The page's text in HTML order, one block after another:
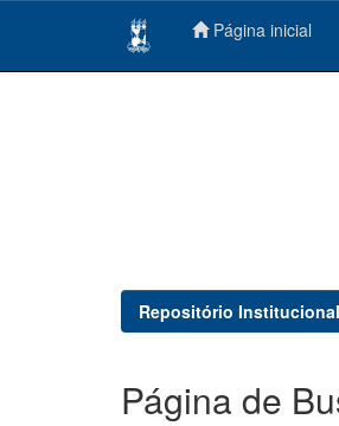
Página inicial
Repositório
Página de